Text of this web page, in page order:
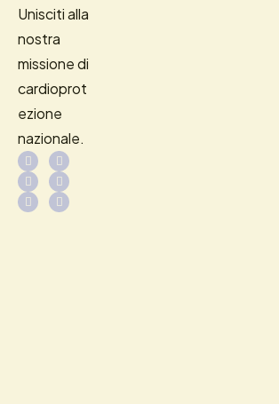
Unisciti alla
nostra
missione di
cardioprot
ezione
nazionale.